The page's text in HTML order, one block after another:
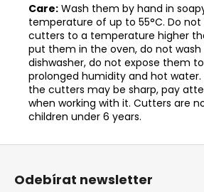
Care: Wash them by hand in
temperature of up to 55°C. Do not
cutters to a temperature higher
put them in the oven, do not
dishwasher, do not expose them
prolonged humidity and hot water.
the cutters may be sharp, pay
when working with it. Cutters are
children under 6 years.
Z
Odebírat newsletter